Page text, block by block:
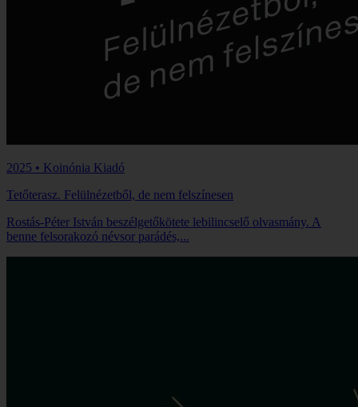
2025 • Koinónia Kiadó
Tetőterasz. Felülnézetből, de nem felszínesen
Rostás-Péter István beszélgetőkötete lebilincselő olvasmány. A
benne felsorakozó névsor parádés,...